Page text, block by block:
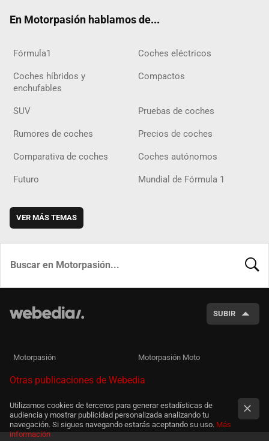
En Motorpasión hablamos de...
Fórmula1 Coches eléctricos
Coches híbridos y
enchufables
Compactos
SUV Pruebas de coches
Rumores de coches Precios de coches
Comparativa de coches Coches autónomos
Futuro Mundial de Fórmula 1
VER MÁS TEMAS
SUBIR
Motorpasión Motorpasión Moto
Otras publicaciones de Webedia
Utilizamos cookies de terceros para generar estadísticas de
audiencia y mostrar publicidad personalizada analizando tu
navegación. Si sigues navegando estarás aceptando su uso. Más
información